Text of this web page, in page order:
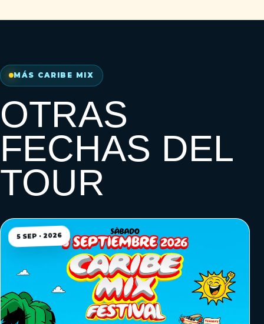
MÁS CARIBE MIX
OTRAS
FECHAS DEL
TOUR
5 SEP · 2026